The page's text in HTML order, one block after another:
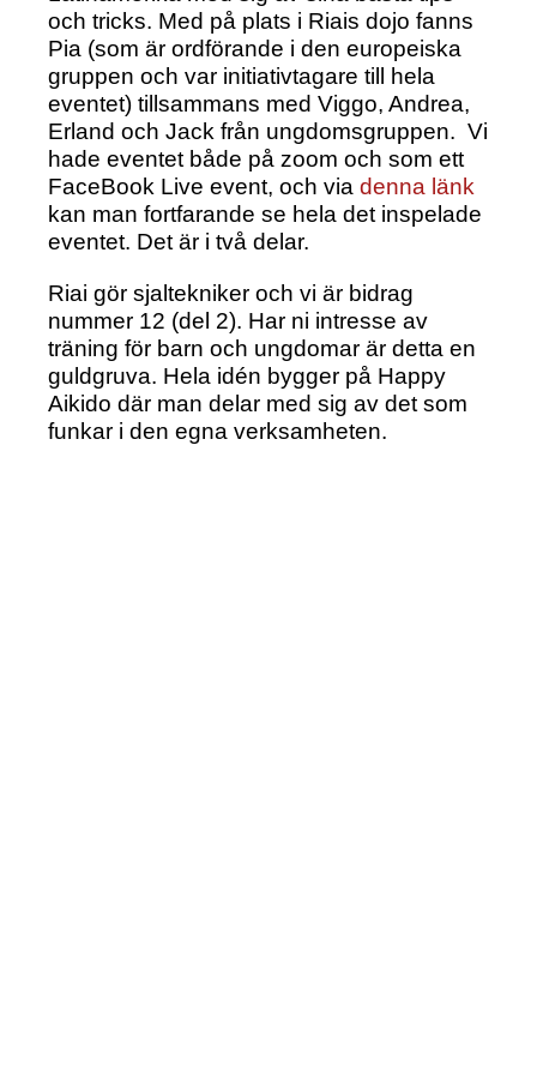
och tricks. Med på plats i Riais dojo fanns
Pia (som är ordförande i den europeiska
gruppen och var initiativtagare till hela
eventet) tillsammans med Viggo, Andrea,
Erland och Jack från ungdomsgruppen. Vi
hade eventet både på zoom och som ett
FaceBook Live event, och viadenna länk
kan man fortfarande se hela det inspelade
eventet. Det är i två delar.
Riai gör sjaltekniker och vi är bidrag
nummer 12 (del 2). Har ni intresse av
träning för barn och ungdomar är detta en
guldgruva. Hela idén bygger på Happy
Aikido där man delar med sig av det som
funkar i den egna verksamheten.